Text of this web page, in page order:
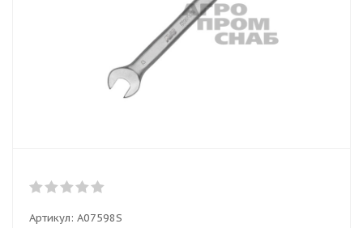
Артикул: A07598S